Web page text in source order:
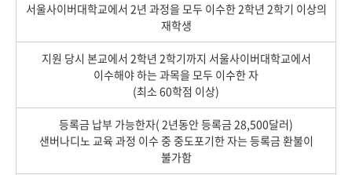
서울사이버대학교에서 2년 과정을 모두 이수한 2학년 2학기 이상의
재학생
지원 당시 본교에서 2학년 2학기까지 서울사이버대학교에서
이수해야 하는 과목을 모두 이수한 자
(최소 60학점 이상)
등록금 납부 가능한자( 2년동안 등록금 28,500달러)
샌버나디노 교육 과정 이수 중 중도포기한 자는 등록금 환불이
불가함